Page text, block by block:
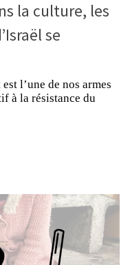
la culture, les
se
l’une de nos armes
à la résistance du